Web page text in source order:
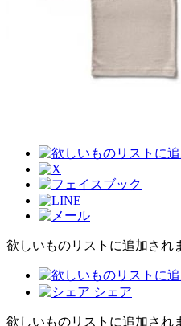
欲しいものリストに追加され
シェア
欲しいものリストに追加され